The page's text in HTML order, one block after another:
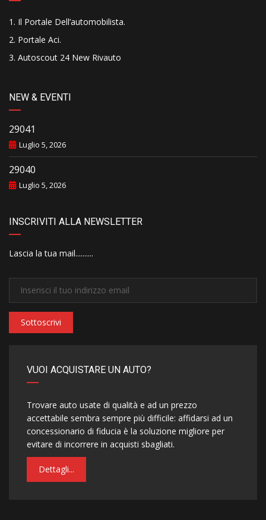
Il Portale Dell’automobilista.
Portale Aci.
Autoscout 24 New Rivauto
NEW & EVENTI
29041
Luglio 5, 2026
29040
Luglio 5, 2026
INSCRIVITI ALLA NEWSLETTER
Lascia la tua mail..........
Sottoscrivi
VUOI ACQUISTARE UN AUTO?
Trovare auto usate di qualità e ad un prezzo
accettabile sembra sempre più difficile: affidarsi ad un
concessionario di fiducia è la soluzione migliore per
evitare di incorrere in acquisti sbagliati.
Dettagli...